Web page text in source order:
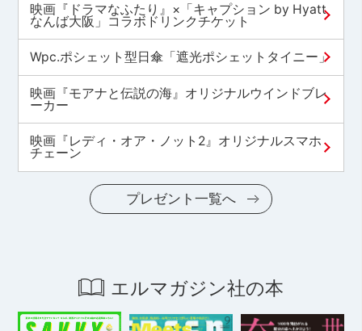
映画『ドラマなふたり』×「キャプション by Hyatt
なんば大阪」コラボドリンクチケット
Wpc.ポシェット型日傘「遮光ポシェットタイニー」
映画『モアナと伝説の海』オリジナルウインドブレ
ーカー
映画『レディ・オア・ノット2』オリジナルスマホ
チェーン
プレゼント一覧へ
エルマガジン社の本